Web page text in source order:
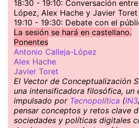
18:30 - 19:10: Conversación
López, Alex Hache y Javier Toret
19:10 - 19:30: Debate con el
La sesión se hará en castellano.
Ponentes
Antonio Calleja-López
Alex Hache
Javier Toret
El Vector de Conceptualización
una intensificadora filosófica, un
impulsado por Tecnopolítica (IN3
pensar conceptos y retos clave
sociedades y políticas digitales